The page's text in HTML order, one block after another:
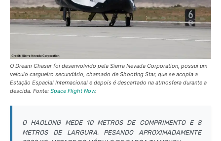
O Dream Chaser foi desenvolvido pela Sierra Nevada Corporation, possui um
veículo cargueiro secundário, chamado de Shooting Star, que se acopla a
Estação Espacial Internacional e depois é descartado na atmosfera durante a
descida. Fonte: Space Flight Now.
O HAOLONG MEDE 10 METROS DE COMPRIMENTO E 8
METROS DE LARGURA, PESANDO APROXIMADAMENTE